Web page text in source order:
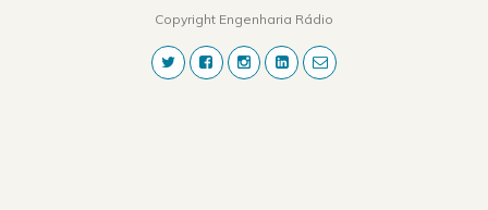
Copyright Engenharia Rádio